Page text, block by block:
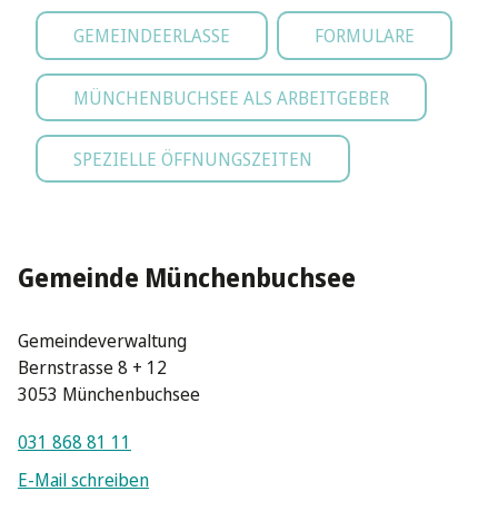
GEMEINDEERLASSE FORMULARE
MÜNCHENBUCHSEE ALS ARBEITGEBER
SPEZIELLE ÖFFNUNGSZEITEN
Gemeinde Münchenbuchsee
Gemeindeverwaltung
Bernstrasse 8 + 12
3053 Münchenbuchsee
031 868 81 11
E-Mail schreiben